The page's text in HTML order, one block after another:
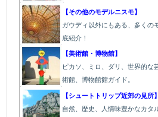
【その他のモデルニスモ】
ガウディ以外にもある、多くの
底紹介！
【美術館・博物館】
ピカソ、ミロ、ダリ、世界的な
術館、博物館館ガイド。
【シュートトリップ近郊の見所】
自然、歴史、人情味豊かなカタ